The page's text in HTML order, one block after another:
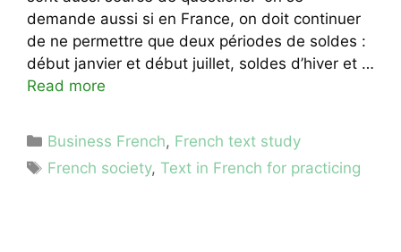
demande aussi si en France, on doit continuer
de ne permettre que deux périodes de soldes :
début janvier et début juillet, soldes d’hiver et …
Read more
Categories
Business French, French text study
Tags
French society, Text in French for practicing